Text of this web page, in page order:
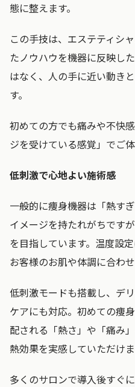
態に整えます。
この手技は、エステティシ
たノウハウを機器に反映し
はなく、人の手に近い動き
す。
初めての方でも痛みや不快
ジを受けている感覚」でご体
低刺激で心地よい施術感
一般的に痩身機器は「熱す
イメージを持たれがちです
を目指しています。温度設
お客様のお肌や体調に合わ
低刺激モードも搭載し、デ
ケアにも対応。初めての痩
配される「熱さ」や「痛み
熱効果を実感していただけま
多くのサロンで導入後すぐ